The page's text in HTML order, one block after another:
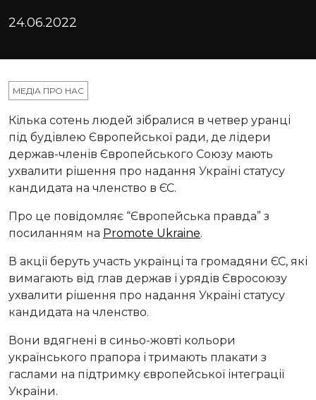
24.06.2022
МЕДІА ПРО НАС
Кілька сотень людей зібралися в четвер уранці
під будівлею Європейської ради, де лідери
держав-членів Європейського Союзу мають
ухвалити рішення про надання Україні статусу
кандидата на членство в ЄС.
Про це повідомляє “Європейська правда” з
посиланням на Promote Ukraine.
В акції беруть участь українці та громадяни ЄС, які
вимагають від глав держав і урядів Євросоюзу
ухвалити рішення про надання Україні статусу
кандидата на членство.
Вони вдягнені в синьо-жовті кольори
українського прапора і тримають плакати з
гаслами на підтримку європейської інтеграції
України.